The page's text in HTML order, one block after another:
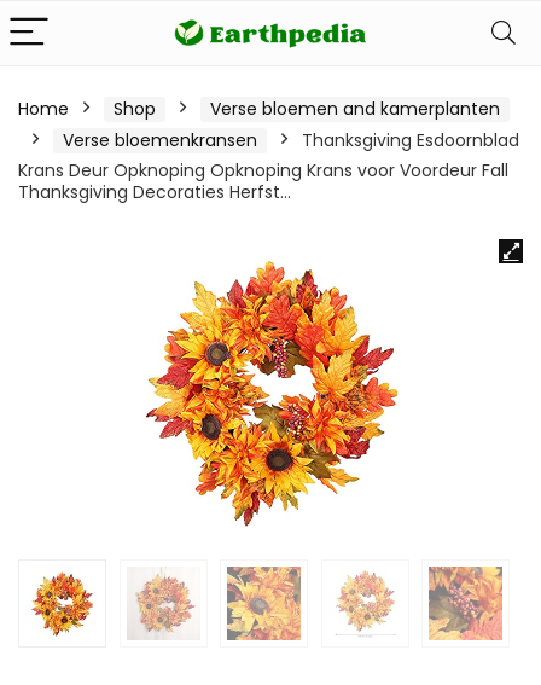
Home Shop
Verse bloemen and kamerplanten
Verse bloemenkransen
Thanksgiving Esdoornblad
Krans Deur Opknoping Opknoping Krans voor Voordeur Fall
Thanksgiving Decoraties Herfst…